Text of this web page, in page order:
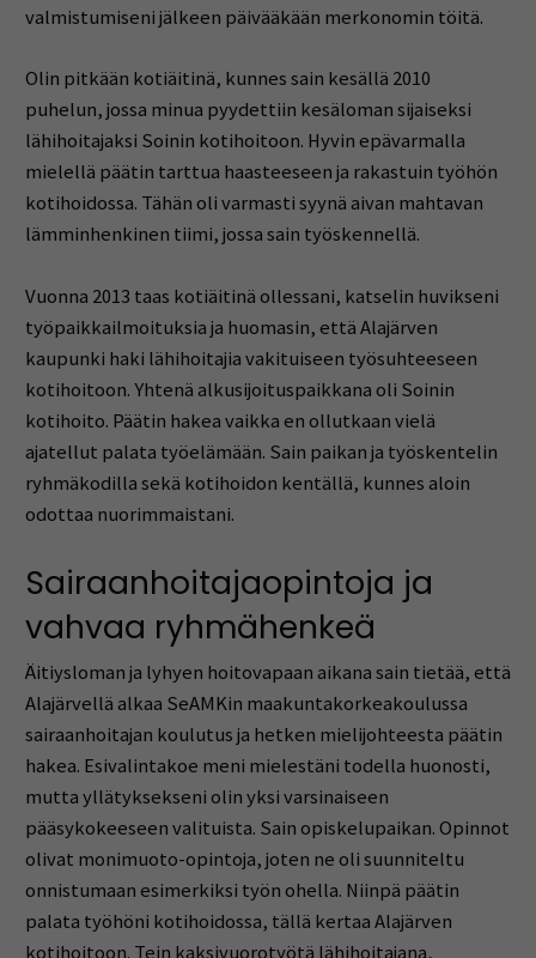
valmistumiseni jälkeen päivääkään merkonomin töitä.
Olin pitkään kotiäitinä, kunnes sain kesällä 2010
puhelun, jossa minua pyydettiin kesäloman sijaiseksi
lähihoitajaksi Soinin kotihoitoon. Hyvin epävarmalla
mielellä päätin tarttua haasteeseen ja rakastuin työhön
kotihoidossa. Tähän oli varmasti syynä aivan mahtavan
lämminhenkinen tiimi, jossa sain työskennellä.
Vuonna 2013 taas kotiäitinä ollessani, katselin huvikseni
työpaikkailmoituksia ja huomasin, että Alajärven
kaupunki haki lähihoitajia vakituiseen työsuhteeseen
kotihoitoon. Yhtenä alkusijoituspaikkana oli Soinin
kotihoito. Päätin hakea vaikka en ollutkaan vielä
ajatellut palata työelämään. Sain paikan ja työskentelin
ryhmäkodilla sekä kotihoidon kentällä, kunnes aloin
odottaa nuorimmaistani.
Sairaanhoitajaopintoja ja
vahvaa ryhmähenkeä
Äitiysloman ja lyhyen hoitovapaan aikana sain tietää, että
Alajärvellä alkaa SeAMKin maakuntakorkeakoulussa
sairaanhoitajan koulutus ja hetken mielijohteesta päätin
hakea. Esivalintakoe meni mielestäni todella huonosti,
mutta yllätyksekseni olin yksi varsinaiseen
pääsykokeeseen valituista. Sain opiskelupaikan. Opinnot
olivat monimuoto-opintoja, joten ne oli suunniteltu
onnistumaan esimerkiksi työn ohella. Niinpä päätin
palata työhöni kotihoidossa, tällä kertaa Alajärven
kotihoitoon. Tein kaksivuorotyötä lähihoitajana,